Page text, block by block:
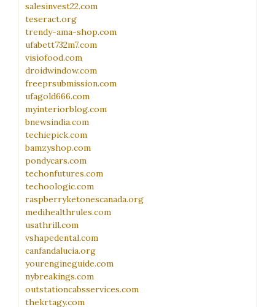
salesinvest22.com
teseract.org
trendy-ama-shop.com
ufabett732m7.com
visiofood.com
droidwindow.com
freeprsubmission.com
ufagold666.com
myinteriorblog.com
bnewsindia.com
techiepick.com
bamzyshop.com
pondycars.com
techonfutures.com
techoologic.com
raspberryketonescanada.org
medihealthrules.com
usathrill.com
vshapedental.com
canfandalucia.org
yourengineguide.com
nybreakings.com
outstationcabsservices.com
thekrtagy.com